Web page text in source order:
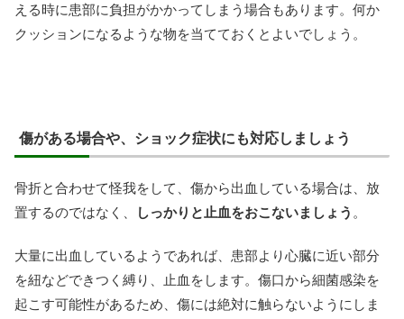
える時に患部に負担がかかってしまう場合もあります。何か
クッションになるような物を当てておくとよいでしょう。
傷がある場合や、ショック症状にも対応しましょう
骨折と合わせて怪我をして、傷から出血している場合は、放
置するのではなく、
しっかりと止血をおこないましょう 。
大量に出血しているようであれば、患部より心臓に近い部分
を紐などできつく縛り、止血をします。傷口から細菌感染を
起こす可能性があるため、傷には絶対に触らないようにしま